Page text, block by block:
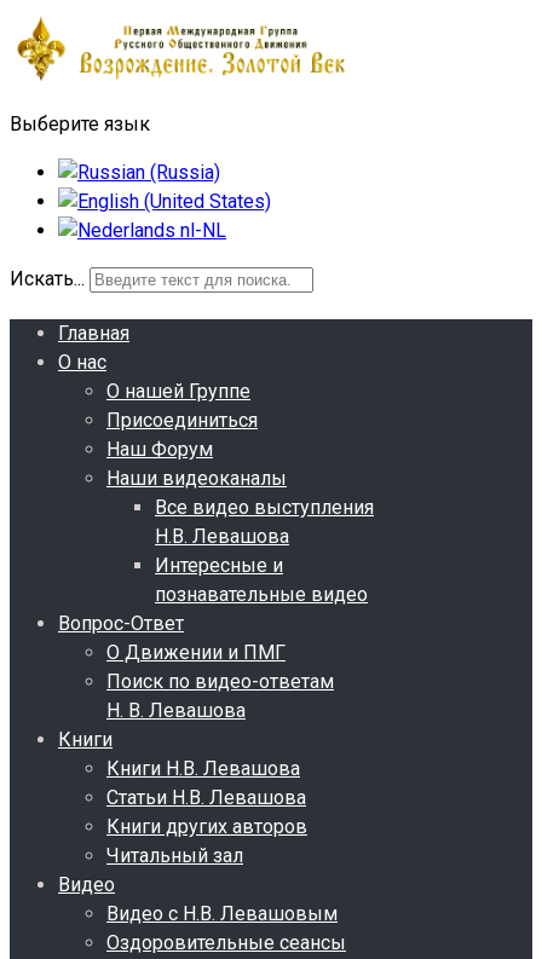
Выберите язык
Искать...
Главная
О нас
О нашей Группе
Присоединиться
Наш Форум
Наши видеоканалы
Все видео выступления
Н.В. Левашова
Интересные и
познавательные видео
Вопрос-Ответ
О Движении и ПМГ
Поиск по видео-ответам
Н. В. Левашова
Книги
Книги Н.В. Левашова
Статьи Н.В. Левашова
Книги других авторов
Читальный зал
Видео
Видео с Н.В. Левашовым
Оздоровительные сеансы